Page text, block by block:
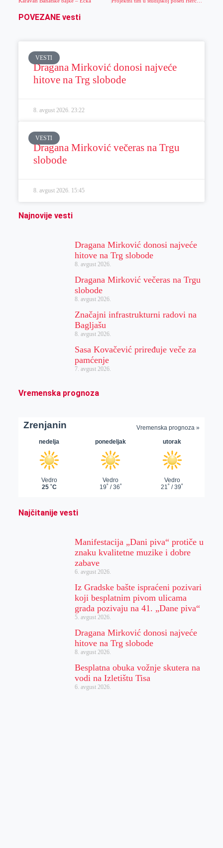
POVEZANE vesti
VESTI
Dragana Mirković donosi najveće
hitove na Trg slobode
8. avgust 2026. 23:22
VESTI
Dragana Mirković večeras na Trgu
slobode
8. avgust 2026. 15:45
Najnovije vesti
Dragana Mirković donosi najveće
hitove na Trg slobode
8. avgust 2026.
Dragana Mirković večeras na Trgu
slobode
8. avgust 2026.
Značajni infrastrukturni radovi na
Bagljašu
8. avgust 2026.
Sasa Kovačević priređuje veče za
pamćenje
7. avgust 2026.
Vremenska prognoza
Najčitanije vesti
Manifestacija „Dani piva“ protiče u
znaku kvalitetne muzike i dobre
zabave
6. avgust 2026.
Iz Gradske bašte ispraćeni pozivari
koji besplatnim pivom ulicama
grada pozivaju na 41. „Dane piva“
5. avgust 2026.
Dragana Mirković donosi najveće
hitove na Trg slobode
8. avgust 2026.
Besplatna obuka vožnje skutera na
vodi na Izletištu Tisa
6. avgust 2026.